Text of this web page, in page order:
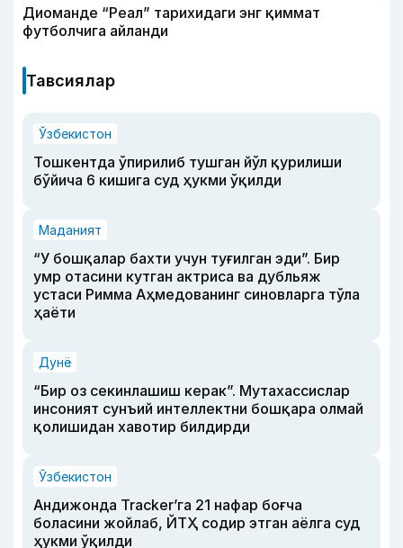
Диоманде “Реал” тарихидаги энг қиммат
футболчига айланди
Тавсиялар
Ўзбекистон
Тошкентда ўпирилиб тушган йўл қурилиши
бўйича 6 кишига суд ҳукми ўқилди
Маданият
“У бошқалар бахти учун туғилган эди”. Бир
умр отасини кутган актриса ва дубльяж
устаси Римма Аҳмедованинг синовларга тўла
ҳаёти
Дунё
“Бир оз секинлашиш керак”. Мутахассислар
инсоният сунъий интеллектни бошқара олмай
қолишидан хавотир билдирди
Ўзбекистон
Андижонда Tracker’га 21 нафар боғча
боласини жойлаб, ЙТҲ содир этган аёлга суд
ҳукми ўқилди